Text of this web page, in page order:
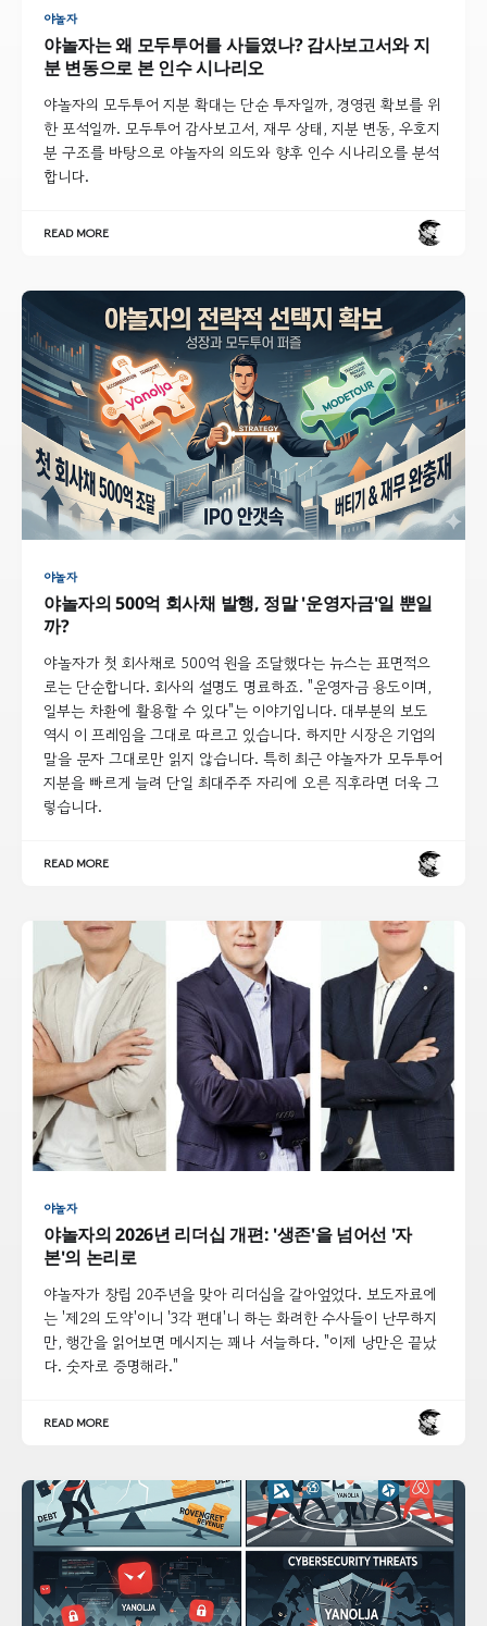
야놀자
야놀자는 왜 모두투어를 사들였나? 감사보고서와 지
분 변동으로 본 인수 시나리오
야놀자의 모두투어 지분 확대는 단순 투자일까, 경영권 확보를 위
한 포석일까. 모두투어 감사보고서, 재무 상태, 지분 변동, 우호지
분 구조를 바탕으로 야놀자의 의도와 향후 인수 시나리오를 분석
합니다.
READ MORE
야놀자
야놀자의 500억 회사채 발행, 정말 '운영자금'일 뿐일
까?
야놀자가 첫 회사채로 500억 원을 조달했다는 뉴스는 표면적으
로는 단순합니다. 회사의 설명도 명료하죠. "운영자금 용도이며,
일부는 차환에 활용할 수 있다"는 이야기입니다. 대부분의 보도
역시 이 프레임을 그대로 따르고 있습니다. 하지만 시장은 기업의
말을 문자 그대로만 읽지 않습니다. 특히 최근 야놀자가 모두투어
지분을 빠르게 늘려 단일 최대주주 자리에 오른 직후라면 더욱 그
렇습니다.
READ MORE
야놀자
야놀자의 2026년 리더십 개편: '생존'을 넘어선 '자
본'의 논리로
야놀자가 창립 20주년을 맞아 리더십을 갈아엎었다. 보도자료에
는 '제2의 도약'이니 '3각 편대'니 하는 화려한 수사들이 난무하지
만, 행간을 읽어보면 메시지는 꽤나 서늘하다. "이제 낭만은 끝났
다. 숫자로 증명해라."
READ MORE